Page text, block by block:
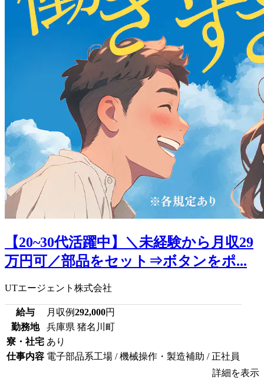
【20~30代活躍中】＼未経験から月収29
万円可／部品をセット⇒ボタンをポ...
UTエージェント株式会社
給与 月収例292,000円
勤務地
兵庫県 猪名川町
寮・社宅 あり
仕事内容 電子部品系工場 / 機械操作・製造補助 / 正社員
詳細を表示